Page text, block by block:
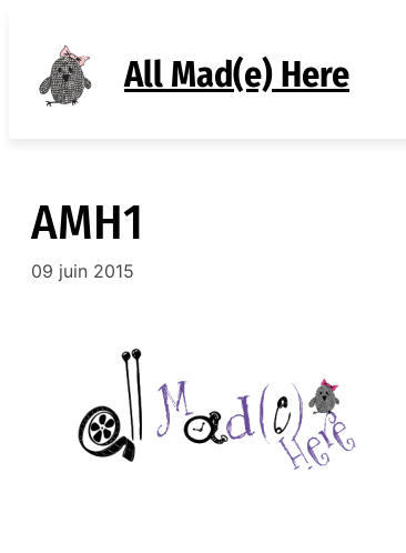
contenu
All Mad(e) Here
AMH1
09 juin 2015